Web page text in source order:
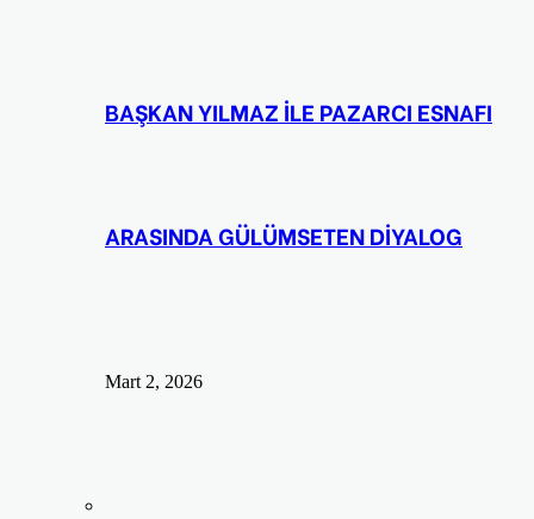
BAŞKAN YILMAZ İLE PAZARCI ESNAFI
ARASINDA GÜLÜMSETEN DİYALOG
Mart 2, 2026